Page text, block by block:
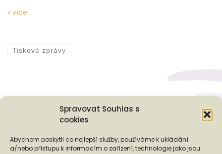
Spravovat Souhlas s
cookies
Abychom poskytli co nejlepší služby, používáme k ukládání
a/nebo přístupu k informacím o zařízení, technologie jako jsou
» více
Tiskové zprávy
Podporují nás...